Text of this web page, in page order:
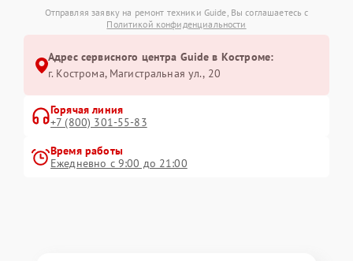
Отправляя заявку на ремонт техники Guide, Вы соглашаетесь с
Политикой конфиденциальности
Адрес сервисного центра Guide в Костроме:
г. Кострома, Магистральная ул., 20
Горячая линия
+7 (800) 301-55-83
Время работы
Ежедневно с 9:00 до 21:00